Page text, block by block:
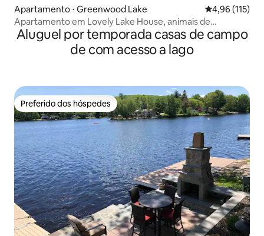
Apartamento ⋅ Greenwood Lake 4,96 de uma
4,96 (115)
Apartamento em Lovely Lake House, animais de
estimação são bem-vindos!
Aluguel por temporada casas de campo
de com acesso a lago
Preferido dos hóspedes
Preferido dos hóspedes